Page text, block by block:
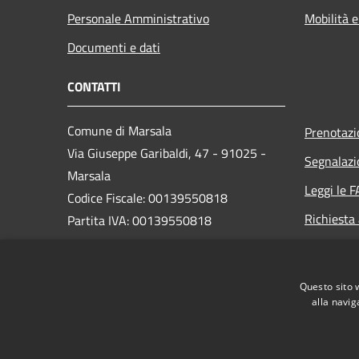
Personale Amministrativo
Documenti e dati
Mobilità
CONTATTI
Comune di Marsala
Via Giuseppe Garibaldi, 47 - 91025 -
Marsala
Codice Fiscale: 00139550818
Partita IVA: 00139550818
Leggi le
Questo sito
alla